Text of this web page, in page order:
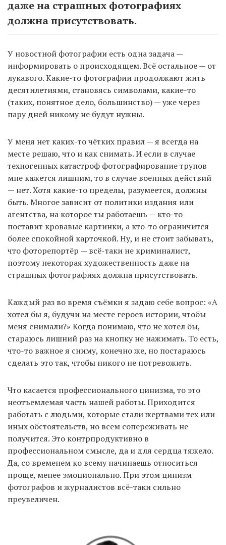
даже на страшных фотографиях
должна присутствовать.
У новостной фотографии есть одна задача —
информировать о происходящем. Всё остальное — от
лукавого. Какие-то фотографии продолжают жить
десятилетиями, становясь символами, какие-то
(таких, понятное дело, большинство) — уже через
пару дней никому не будут нужны.
У меня нет каких-то чётких правил — я всегда на
месте решаю, что и как снимать. И если в случае
техногенных катастроф фотографирование трупов
мне кажется лишним, то в случае военных действий
— нет. Хотя какие-то пределы, разумеется, должны
быть. Многое зависит от политики издания или
агентства, на которое ты работаешь — кто-то
поставит кровавые картинки, а кто-то ограничится
более спокойной карточкой. Ну, и не стоит забывать,
что фоторепортёр — всё-таки не криминалист,
поэтому некоторая художественность даже на
страшных фотографиях должна присутствовать.
Каждый раз во время съёмки я задаю себе вопрос: «А
хотел бы я, будучи на месте героев истории, чтобы
меня снимали?» Когда понимаю, что не хотел бы,
стараюсь лишний раз на кнопку не нажимать. То есть,
что-то важное я сниму, конечно же, но постараюсь
сделать это так, чтобы никого не потревожить.
Что касается профессионального цинизма, то это
неотъемлемая часть нашей работы. Приходится
работать с людьми, которые стали жертвами тех или
иных обстоятельств, но всем сопереживать не
получится. Это контрпродуктивно в
профессиональном смысле, да и для сердца тяжело.
Да, со временем ко всему начинаешь относиться
проще, менее эмоционально. При этом цинизм
фотографов и журналистов всё-таки сильно
преувеличен.